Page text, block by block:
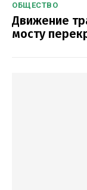
ОБЩЕСТВО
Движение
мосту